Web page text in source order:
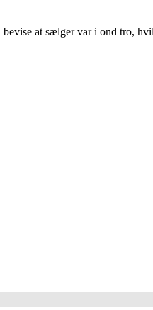
at sælger var i ond tro,